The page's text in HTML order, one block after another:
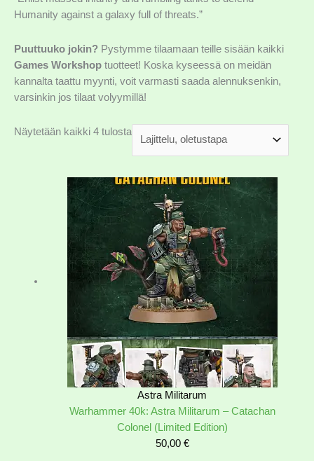
Humanity against a galaxy full of threats.”
Puuttuuko jokin? Pystymme tilaamaan teille sisään kaikki
Games Workshop tuotteet! Koska kyseessä on meidän
kannalta taattu myynti, voit varmasti saada alennuksenkin,
varsinkin jos tilaat volyymillä!
Näytetään kaikki 4 tulosta
Astra Militarum
Warhammer 40k: Astra Militarum – Catachan
Colonel (Limited Edition)
50,00 €